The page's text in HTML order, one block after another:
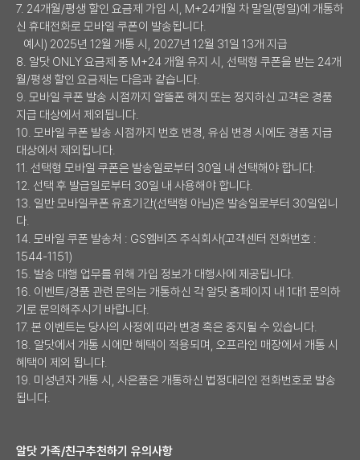
7. 24개월/평생 할인 요금제 가입 시, M+24개월 차 말일(평일)에 개통하
신 휴대전화로 모바일 쿠폰이 발송됩니다.
예시) 2025년 12월 개통 시, 2027년 12월 31일 13개 지급
8. 알닷 ONLY 요금제 중 M+24 개월 유지 시, 선택형 쿠폰을 받는 24개
월/평생 할인 요금제는 다음과 같습니다.
9. 모바일 쿠폰 발송 시점까지 알뜰폰 해지 또는 정지하신 고객은 경품
지급 대상에서 제외됩니다.
10. 모바일 쿠폰 발송 시점까지 번호 변경, 유심 변경 시에도 경품 지급
대상에서 제외됩니다.
11. 선택형 모바일 쿠폰은 발송일로부터 30일 내 선택해야 합니다.
12. 선택 후 발급일로부터 30일 내 사용해야 합니다.
13. 일반 모바일쿠폰 유효기간(선택형 아님)은 발송일로부터 30일입니
다.
14. 모바일 쿠폰 발송처 : GS엠비즈 주식회사(고객센터 전화번호 :
1544-1151)
15. 발송 대행 업무를 위해 가입 정보가 대행사에 제공됩니다.
16. 이벤트/경품 관련 문의는 개통하신 각 알닷 홈페이지 내 1대1 문의하
기로 문의해주시기 바랍니다.
17. 본 이벤트는 당사의 사정에 따라 변경 혹은 중지될 수 있습니다.
18. 알닷에서 개통 시에만 혜택이 적용되며, 오프라인 매장에서 개통 시
혜택이 제외 됩니다.
19. 미성년자 개통 시, 사은품은 개통하신 법정대리인 전화번호로 발송
됩니다.
알닷 가족/친구추천하기 유의사항